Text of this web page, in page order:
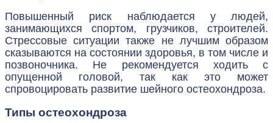
Повышенный риск наблюдается у людей,
занимающихся спортом, грузчиков, строителей.
Стрессовые ситуации также не лучшим образом
сказываются на состоянии здоровья, в том числе и
позвоночника. Не рекомендуется ходить с
опущенной головой, так как это может
спровоцировать развитие шейного остеохондроза.
Типы остеохондроза